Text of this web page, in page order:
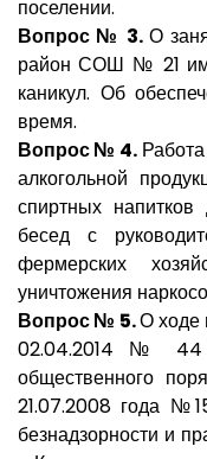
поселении.
Вопрос № 3. О
район СОШ № 21
каникул. Об
время.
Вопрос № 4.Работа
алкогольной
спиртных
бесед с
фермерских
уничтожения
Вопрос № 5.О ходе
02.04.2014 № 44
общественного
21.07.2008 года
безнадзорности и